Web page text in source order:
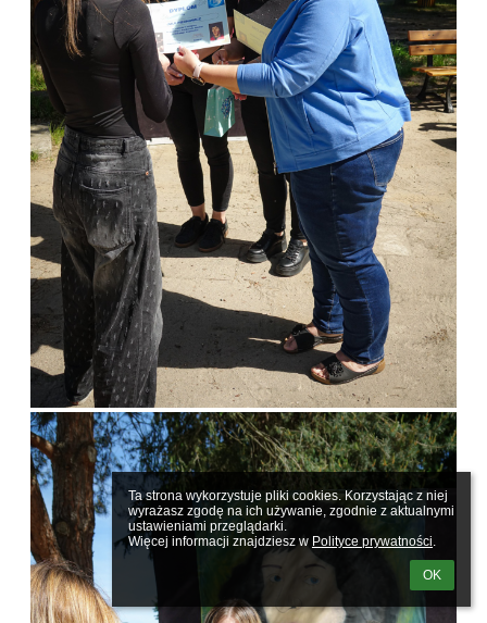
Ta strona wykorzystuje pliki cookies. Korzystając z niej
wyrażasz zgodę na ich używanie, zgodnie z aktualnymi
ustawieniami przeglądarki.
Więcej informacji znajdziesz w Polityce prywatności.
OK